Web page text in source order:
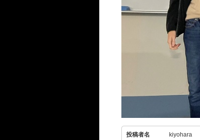
投稿者名
kiyohara